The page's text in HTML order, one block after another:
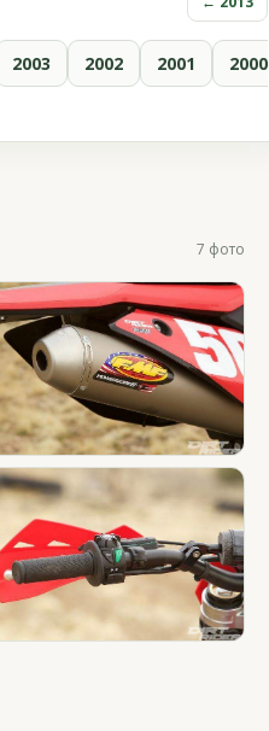
2003 2002 2001 2000
7 фото